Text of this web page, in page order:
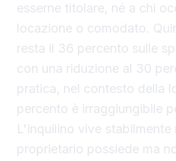
esserne titolare, né a chi
locazione o comodato.
resta il 36 percento sulle
con una riduzione al 30
pratica, nel contesto della
percento è irraggiungibile
L'inquilino vive stabilmente
proprietario possiede ma